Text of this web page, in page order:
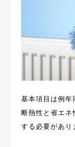
基本項目は例年
断熱性と省エネ
する必要があり